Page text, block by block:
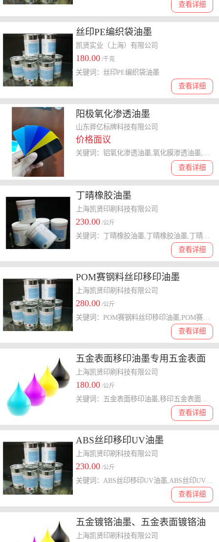
查看详细
丝印PE编织袋油墨
凯贤实业（上海）有限公司
180.00 /千克
查看详细
关键词：丝印PE编织袋油墨
阳极氧化渗透油墨
山东骅亿标牌科技有限公司
价格面议
查看详细
关键词：铝氧化渗透油墨,氧化膜渗透油墨,丝印油墨
丁晴橡胶油墨
上海凯贤印刷科技有限公司
230.00 /公斤
查看详细
POM赛钢料丝印移印油墨
上海凯贤印刷科技有限公司
280.00 /公斤
查看详细
五金表面移印油墨专用五金表面
移印油墨
上海凯贤印刷科技有限公司
180.00 /公斤
查看详细
ABS丝印移印UV油墨
上海凯贤印刷科技有限公司
230.00 /公斤
查看详细
关键词：ABS丝印移印UV油墨,ABS丝印UV油墨,ABS移印UV油墨,ABS丝印油墨,ABS移印油墨,丝印移印UV油墨
五金镀铬油墨、五金表面镀铬油
墨
上海凯贤印刷科技有限公司